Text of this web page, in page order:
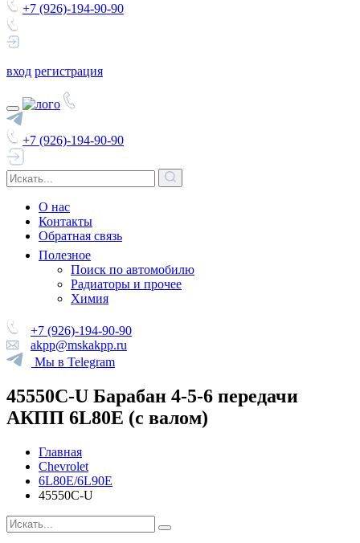
+7 (926)-194-90-90
вход регистрация
+7 (926)-194-90-90
О нас
Контакты
Обратная связь
Полезное
Поиск по автомобилю
Радиаторы и прочее
Химия
+7 (926)-194-90-90
akpp@mskakpp.ru
Мы в Telegram
45550C-U Барабан 4-5-6 передачи
АКПП 6L80E (с валом)
Главная
Chevrolet
6L80E/6L90E
45550C-U